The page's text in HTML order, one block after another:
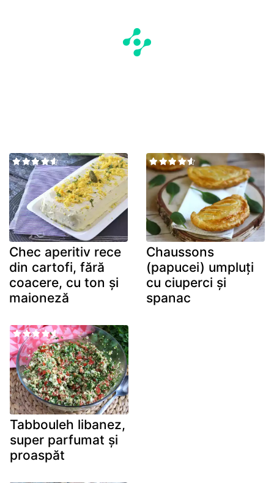
Chec aperitiv rece
din cartofi, fără
coacere, cu ton și
maioneză
Chaussons
(papucei) umpluți
cu ciuperci și
spanac
Tabbouleh libanez,
super parfumat și
proaspăt